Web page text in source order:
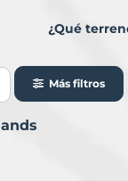
¿Qué
Más filtros